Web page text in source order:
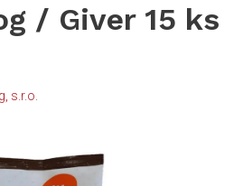
/ Giver 15 ks
s.r.o.